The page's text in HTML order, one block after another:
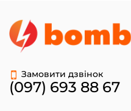
Замовити дзвінок
(097) 693 88 67